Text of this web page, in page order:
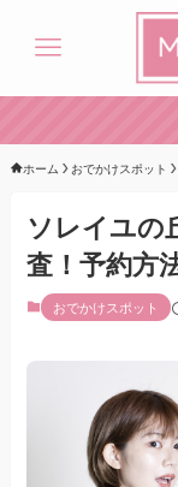
ホーム おでかけスポット
ソレイユの
査！予約方
おでかけスポット